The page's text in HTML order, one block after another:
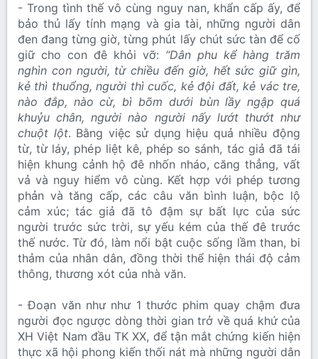
- Trong tình thế vô cùng nguy nan, khẩn cấp ấy, để
bảo thủ lấy tính mạng và gia tài, những người dân
đen đang từng giờ, từng phút lấy chút sức tàn để cố
giữ cho con đê khỏi vỡ: “Dân phu kể hàng trăm
nghìn con người, từ chiều đến giờ, hết sức giữ gìn,
kẻ thì thuổng, người thì cuốc, kẻ đội đất, kẻ vác tre,
nào đắp, nào cừ, bì bõm dưới bùn lầy ngập quá
khuỷu chân, người nào người nấy lướt thướt như
chuột lột. Bằng việc sử dụng hiệu quả nhiều động
từ, từ láy, phép liệt kê, phép so sánh, tác giả đã tái
hiện khung cảnh hộ đê nhốn nháo, căng thẳng, vất
vả và nguy hiểm vô cùng. Kết hợp với phép tương
phản và tăng cấp, các câu văn bình luận, bộc lộ
cảm xúc; tác giả đã tô đậm sự bất lực của sức
người trước sức trời, sự yếu kém của thế đê trước
thế nước. Từ đó, làm nổi bật cuộc sống lầm than, bi
thảm của nhân dân, đồng thời thể hiện thái độ cảm
thông, thương xót của nhà văn.
- Đoạn văn như như 1 thước phim quay chậm đưa
người đọc ngược dòng thời gian trở về quá khứ của
XH Việt Nam đầu TK XX, để tận mắt chứng kiến hiện
thực xã hội phong kiến thối nát mà những người dân